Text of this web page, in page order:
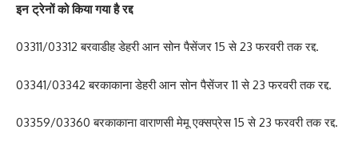
इन ट्रेनों को किया गया है रद्द
03311/03312 बरवाडीह डेहरी आन सोन पैसेंजर 15 से 23 फरवरी तक रद्द.
03341/03342 बरकाकाना डेहरी आन सोन पैसेंजर 11 से 23 फरवरी तक रद्द.
03359/03360 बरकाकाना वाराणसी मेमू एक्सप्रेस 15 से 23 फरवरी तक रद्द.